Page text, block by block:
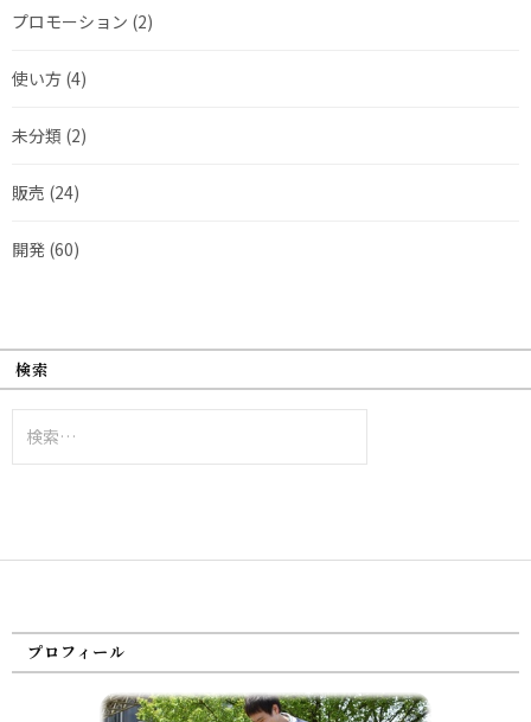
プロモーション (2)
使い方 (4)
未分類 (2)
販売 (24)
開発 (60)
検索
索:
プロフィール